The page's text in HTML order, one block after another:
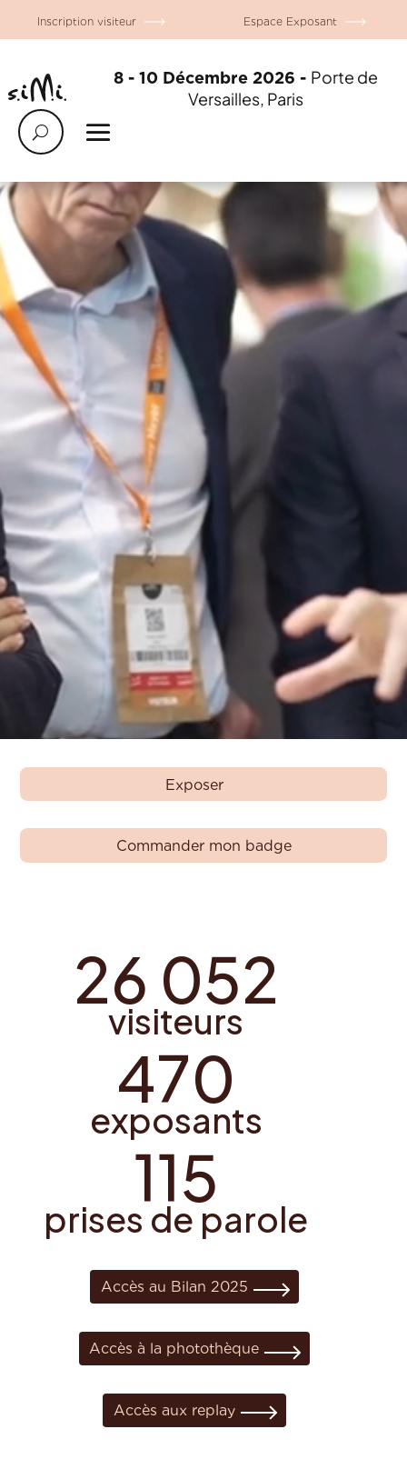
Inscription visiteur Espace Exposant
8 - 10 Décembre 2026 - Porte de
Versailles, Paris
Lecteur
vidéo
Exposer
Commander mon badge
26 052
visiteurs
470
exposants
115
prises de parole
Accès au Bilan 2025
Accès à la photothèque
Accès aux replay